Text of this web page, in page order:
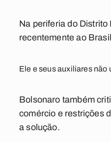
Na periferia do
recentemente ao
Ele e seus auxiliares não
Bolsonaro também
comércio e restrições
a solução.